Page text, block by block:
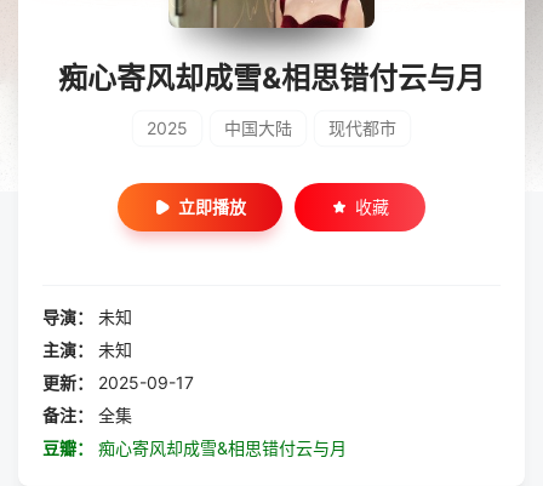
痴心寄风却成雪&相思错付云与月
2025 中国大陆 现代都市
立即播放 收藏
导演：
未知
主演：
未知
更新：
2025-09-17
备注：
全集
豆瓣：
痴心寄风却成雪&相思错付云与月